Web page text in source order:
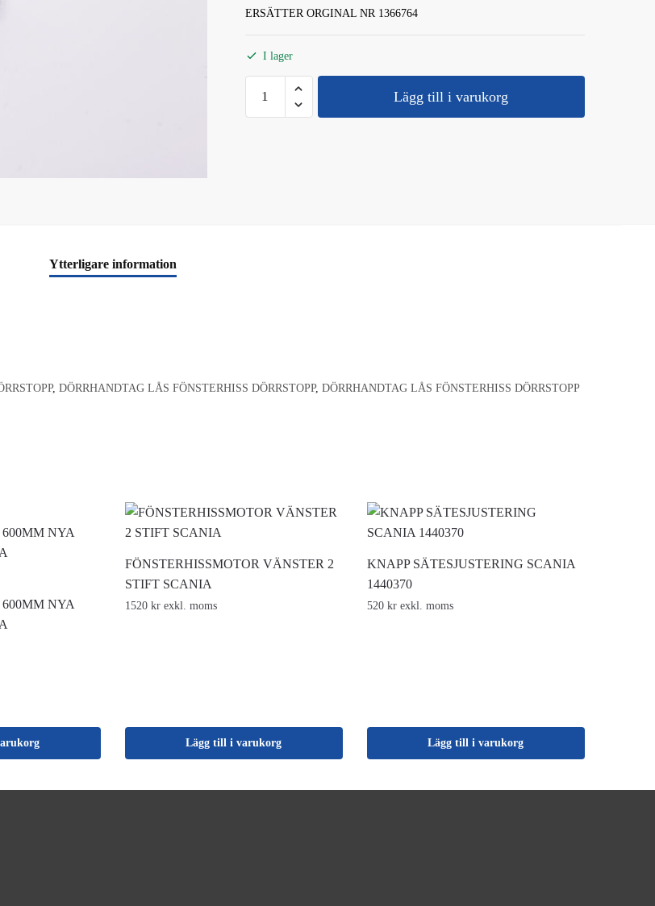
ERSÄTTER ORGINAL NR 1366764
I lager
GLIDSKO
RUND
Lägg till i varukorg
Ytterligare information
, DÖRRHANDTAG LÅS FÖNSTERHISS DÖRRSTOPP, DÖRRHANDTAG LÅS FÖNSTERHISS DÖRRSTOPP
NYA
FÖNSTERHISSMOTOR VÄNSTER 2
STIFT SCANIA
1520 kr exkl. moms
Lägg till i varukorg
KNAPP SÄTESJUSTERING SCANIA
1440370
520 kr exkl. moms
Lägg till i varukorg